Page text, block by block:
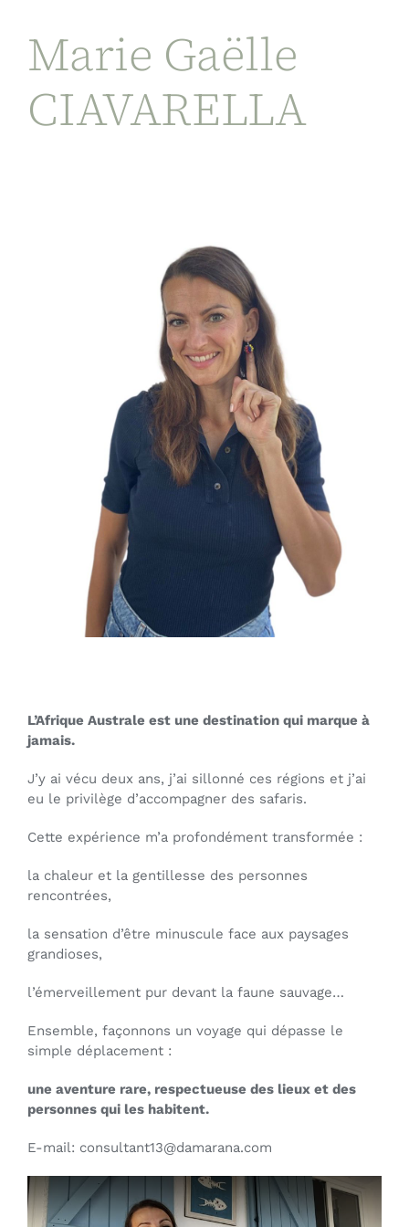
contenuMarie Gaëlle
CIAVARELLA
L’Afrique Australe est une destination qui marque à
jamais.
J’y ai vécu deux ans, j’ai sillonné ces régions et j’ai
eu le privilège d’accompagner des safaris.
Cette expérience m’a profondément transformée :
la chaleur et la gentillesse des personnes
rencontrées,
la sensation d’être minuscule face aux paysages
grandioses,
l’émerveillement pur devant la faune sauvage…
Ensemble, façonnons un voyage qui dépasse le
simple déplacement :
une aventure rare, respectueuse des lieux et des
personnes qui les habitent.
E-mail: consultant13@damarana.com